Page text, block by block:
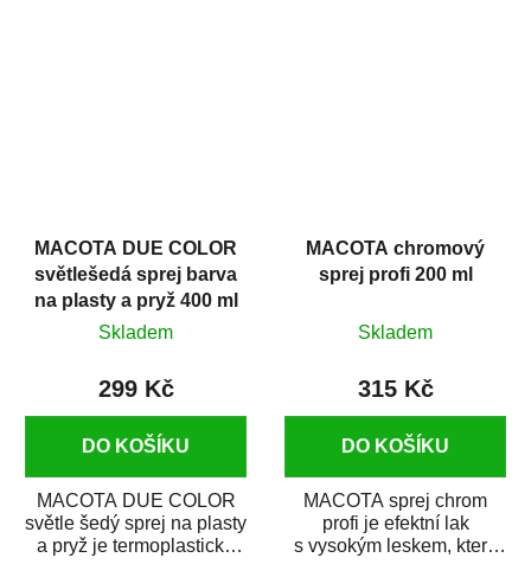
MACOTA DUE COLOR
světlešedá sprej barva
na plasty a pryž 400 ml
Skladem
299 Kč
DO KOŠÍKU
MACOTA DUE COLOR
světle šedý sprej na plasty
a pryž je termoplastická
MACOTA chromový
sprej profi 200 ml
Skladem
315 Kč
DO KOŠÍKU
MACOTA sprej chrom
profi je efektní lak
s vysokým leskem, který